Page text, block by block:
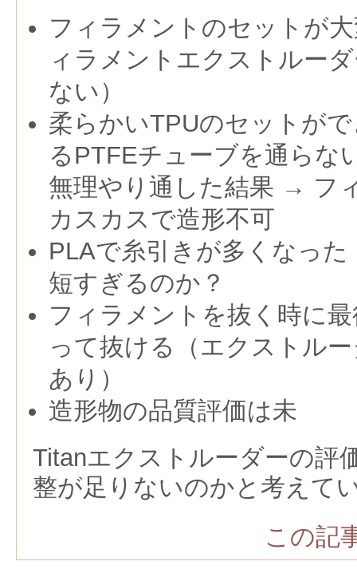
フィラメントのセットが
ィラメントエクストルー
ない）
柔らかいTPUのセットが
るPTFEチューブを通ら
無理やり通した結果 → フ
カスカスで造形不可
PLAで糸引きが多くなっ
短すぎるのか？
フィラメントを抜く時に
って抜ける（エクストル
あり）
造形物の品質評価は未
Titanエクストルーダーの評
整が足りないのかと考えて
この記